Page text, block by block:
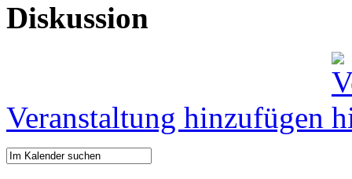
Diskussion
Veranstaltung hinzufügen